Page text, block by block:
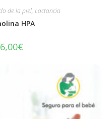
de la piel, Lactancia
HPA
6,00€